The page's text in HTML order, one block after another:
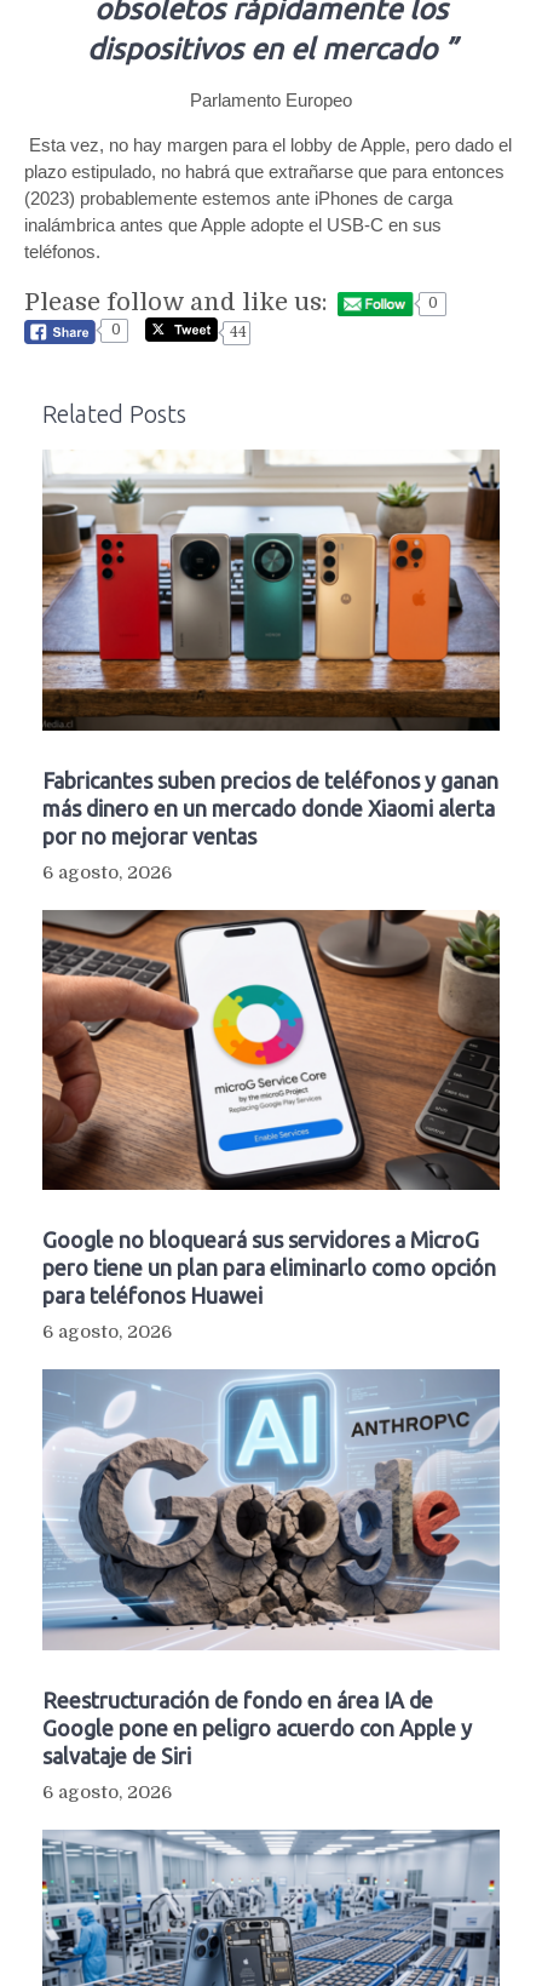
obsoletos rápidamente los
dispositivos en el mercado ”
Parlamento Europeo
Esta vez, no hay margen para el lobby de Apple, pero dado el
plazo estipulado, no habrá que extrañarse que para entonces
(2023) probablemente estemos ante iPhones de carga
inalámbrica antes que Apple adopte el USB-C en sus
teléfonos.
Please follow and like us:
0
0
44
Related Posts
Fabricantes suben precios de teléfonos y ganan
más dinero en un mercado donde Xiaomi alerta
por no mejorar ventas
6 agosto, 2026
Google no bloqueará sus servidores a MicroG
pero tiene un plan para eliminarlo como opción
para teléfonos Huawei
6 agosto, 2026
Reestructuración de fondo en área IA de
Google pone en peligro acuerdo con Apple y
salvataje de Siri
6 agosto, 2026